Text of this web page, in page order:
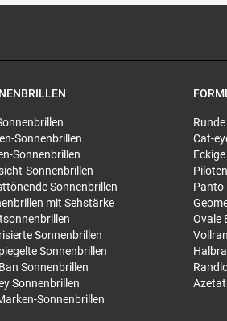
Sonnenbrillen
Sonnenbrillen
Sonnenbrillen
Sonnenbrillen
mit Sehstärke
Sonnenbrillen
Sonnenbrillen
Sonnenbrillen
Sonnenbrillen
Sonnenbrillen
Cat-
Ovale